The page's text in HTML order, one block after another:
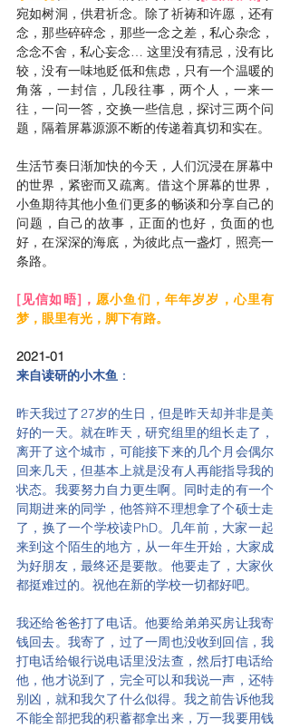
宛如树洞，供君祈念。除了祈祷和许愿，还有
念，那些碎碎念，那些一念之差，私心杂念，
念念不舍，私心妄念… 这里没有猜忌，没有比
较，没有一味地贬低和焦虑，只有一个温暖的
角落，一封信，几段往事，两个人，一来一
往，一问一答，交换一些信息，探讨三两个问
题，隔着屏幕源源不断的传递着真切和实在。
生活节奏日渐加快的今天，人们沉浸在屏幕中
的世界，紧密而又疏离。借这个屏幕的世界，
小鱼期待其他小鱼们更多的畅谈和分享自己的
问题，自己的故事，正面的也好，负面的也
好，在深深的海底，为彼此点一盏灯，照亮一
条路。
[见信如晤]，愿小鱼们，年年岁岁，心里有
梦，眼里有光，脚下有路。
2021-01
来自读研的小木鱼 ：
昨天我过了27岁的生日，但是昨天却并非是美
好的一天。就在昨天，研究组里的组长走了，
离开了这个城市，可能接下来的几个月会偶尔
回来几天，但基本上就是没有人再能指导我的
状态。我要努力自力更生啊。同时走的有一个
同期进来的同学，他答辩不理想拿了个硕士走
了，换了一个学校读PhD。几年前，大家一起
来到这个陌生的地方，从一年生开始，大家成
为好朋友，最终还是要散。他要走了，大家伙
都挺难过的。祝他在新的学校一切都好吧。
我还给爸爸打了电话。他要给弟弟买房让我寄
钱回去。我寄了，过了一周也没收到回信，我
打电话给银行说电话里没法查，然后打电话给
他，他才说到了，完全可以和我说一声，还特
别凶，就和我欠了什么似得。我之前告诉他我
不能全部把我的积蓄都拿出来，万一我要用钱